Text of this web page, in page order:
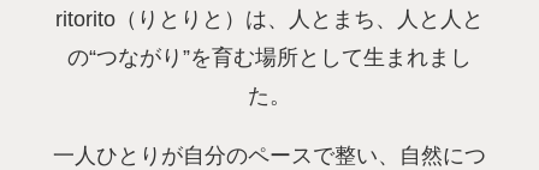
ritorito（りとりと）は、人とまち、人と人と
の“つながり”を育む場所として生まれまし
た。
一人ひとりが自分のペースで整い、自然につ